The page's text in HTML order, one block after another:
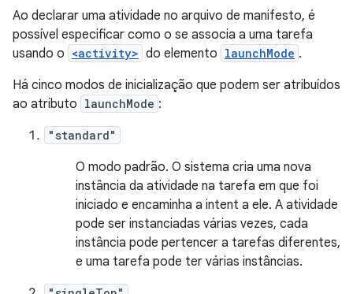
Ao declarar uma atividade no arquivo de manifesto, é
possível especificar como o se associa a uma tarefa
usando o <activity> do elemento launchMode .
Há cinco modos de inicialização que podem ser atribuídos
ao atributo launchMode :
"standard"
O modo padrão. O sistema cria uma nova
instância da atividade na tarefa em que foi
iniciado e encaminha a intent a ele. A atividade
pode ser instanciadas várias vezes, cada
instância pode pertencer a tarefas diferentes,
e uma tarefa pode ter várias instâncias.